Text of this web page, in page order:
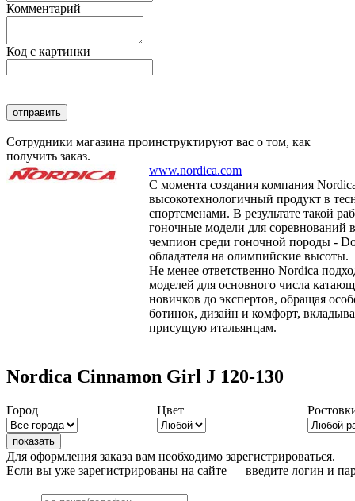
Комментарий
Код с картинки
Сотрудники магазина проинструктируют вас о том, как
получить заказ.
www.nordica.com
С момента создания компания
высокотехнологичный продукт в
спортсменами. В результате такой
гоночные модели для соревнований
чемпион среди гоночной породы -
обладателя на олимпийские высоты.
Не менее ответственно Nordica
моделей для основного числа
новичков до экспертов, обращая
ботинок, дизайн и комфорт,
присущую итальянцам.
Nordica Cinnamon Girl J 120-130
Город Цвет
Для оформления заказа вам необходимо зарегистрироваться.
Если вы уже зарегистрированы на сайте — введите логин и